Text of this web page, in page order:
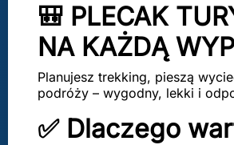
🎒 PLECAK
NA KAŻDĄ
Planujesz trekking, pieszą
podróży – wygodny, lekki i
✅ Dlaczego